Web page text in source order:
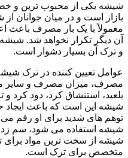
شیشه یکی از محبوب ترین و
بازار است و در میان جوانان
معمولاً با یک بار مصرف باعث
آن دیگر تکرار نخواهد شد.
و ترک آن بسیار دشوار است.
عوامل تعیین کننده در ترک
مصرف، میزان مصرف و سایر
بلعید، استنشاق کرد، دود کرد
شیشه این است که باعث ایجاد
توهم های شدید برای او رقم
شیشه استفاده می شود، سم
شیشه از سخت ترین مواد برای
متخصص برای ترک است.